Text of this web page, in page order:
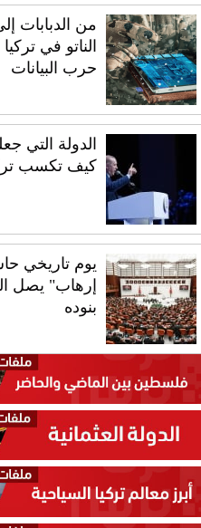
من الدبابات
الناتو في
حرب البيانات
الدولة التي
كيف تكسب
يوم تاريخي
إرهاب" يصل
بنوده